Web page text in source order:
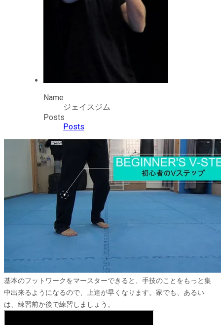
Name
ジェイスジム
Posts
Posts
基本のフットワークをマースターできると、手技のことをもっと集
中出来るようになるので、上達が早くなります。家でも、あるい
は、練習前か後で練習しましょう。